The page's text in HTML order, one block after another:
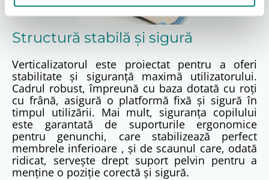
Structură stabilă și sigură
Verticalizatorul este proiectat pentru a oferi
stabilitate și siguranță maximă utilizatorului.
Cadrul robust, împreună cu baza dotată cu roți
cu frână, asigură o platformă fixă și sigură în
timpul utilizării. Mai mult, siguranța copilului
este garantată de suporturile ergonomice
pentru genunchi, care stabilizează perfect
membrele inferioare , și de scaunul care, odată
ridicat, servește drept suport pelvin pentru a
menține o poziție corectă și sigură.